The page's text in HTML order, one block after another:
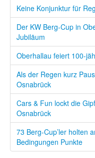
Keine Konjunktur für
Der KW Berg-Cup in
Jubiläum
Oberhallau feiert 100-
Als der Regen kurz
Osnabrück
Cars & Fun lockt die
Osnabrück
73 Berg-Cup’ler holten
Bedingungen Punkte